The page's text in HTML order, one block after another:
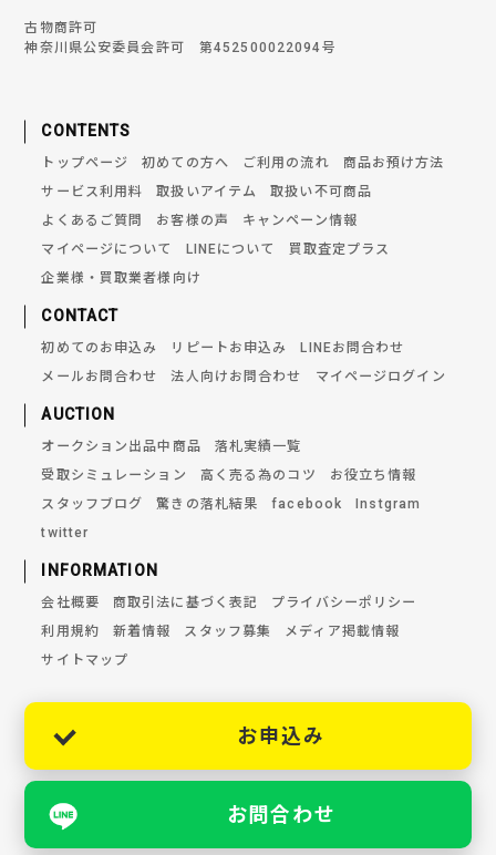
古物商許可
神奈川県公安委員会許可 第452500022094号
CONTENTS
トップページ 初めての方へ ご利用の流れ
商品お預け方法
サービス利用料
取扱いアイテム
取扱い不可商品
よくあるご質問
お客様の声
キャンペーン情報
マイページについて
LINEについて
買取査定プラス
企業様・買取業者様向け
CONTACT
初めてのお申込み リピートお申込み
LINEお問合わせ
メールお問合わせ
法人向けお問合わせ マイページログイン
AUCTION
オークション出品中商品
落札実績一覧
受取シミュレーション
高く売る為のコツ
お役立ち情報
スタッフブログ
驚きの落札結果 facebook
Instgram
twitter
INFORMATION
会社概要 商取引法に基づく表記
プライバシーポリシー
利用規約
新着情報 スタッフ募集
メディア掲載情報
サイトマップ
お申込み
お問合わせ